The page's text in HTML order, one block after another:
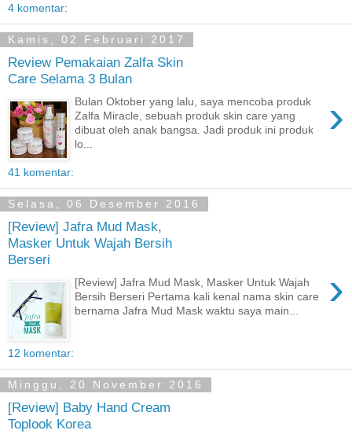
4 komentar:
Kamis, 02 Februari 2017
Review Pemakaian Zalfa Skin
Care Selama 3 Bulan
›
Bulan Oktober yang lalu, saya mencoba produk
Zalfa Miracle, sebuah produk skin care yang
dibuat oleh anak bangsa. Jadi produk ini produk
lo...
41 komentar:
Selasa, 06 Desember 2016
[Review] Jafra Mud Mask,
Masker Untuk Wajah Bersih
Berseri
›
[Review] Jafra Mud Mask, Masker Untuk Wajah
Bersih Berseri Pertama kali kenal nama skin care
bernama Jafra Mud Mask waktu saya main...
12 komentar:
Minggu, 20 November 2016
[Review] Baby Hand Cream
Toplook Korea